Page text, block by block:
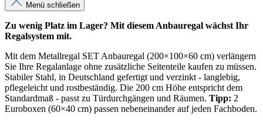
Menü schließen
Zu wenig Platz im Lager? Mit diesem Anbauregal wächst Ihr
Regalsystem mit.
Mit dem Metallregal SET Anbauregal (200×100×60 cm) verlängern
Sie Ihre Regalanlage ohne zusätzliche Seitenteile kaufen zu müssen.
Stabiler Stahl, in Deutschland gefertigt und verzinkt - langlebig,
pflegeleicht und rostbeständig. Die 200 cm Höhe entspricht dem
Standardmaß - passt zu Türdurchgängen und Räumen. Tipp: 2
Euroboxen (60×40 cm) passen nebeneinander auf jeden Fachboden.